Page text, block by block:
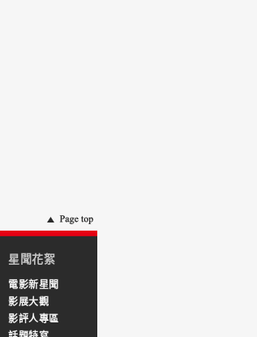
星聞花絮
電影新星聞
影展大觀
影評人專區